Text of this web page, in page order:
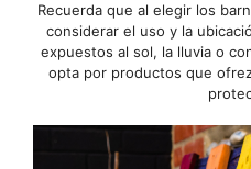
Recuerda que al elegir los
considerar el uso y la
expuestos al sol, la lluvia o
opta por productos que